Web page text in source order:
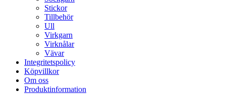
Stickor
Tillbehör
Ull
Virkgarn
Virknålar
Vävar
Integritetspolicy
Köpvillkor
Om oss
Produktinformation